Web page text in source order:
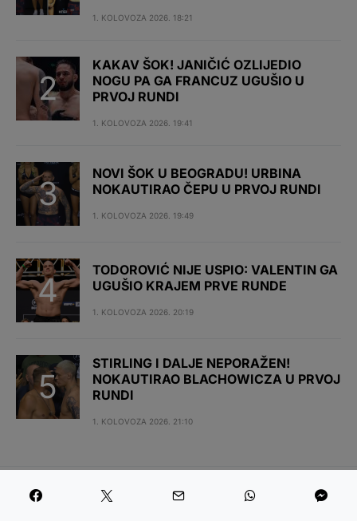
1. KOLOVOZA 2026. 18:21
KAKAV ŠOK! JANIČIĆ OZLIJEDIO
NOGU PA GA FRANCUZ UGUŠIO U
PRVOJ RUNDI
1. KOLOVOZA 2026. 19:41
NOVI ŠOK U BEOGRADU! URBINA
NOKAUTIRAO ČEPU U PRVOJ RUNDI
1. KOLOVOZA 2026. 19:49
TODOROVIĆ NIJE USPIO: VALENTIN GA
UGUŠIO KRAJEM PRVE RUNDE
1. KOLOVOZA 2026. 20:19
STIRLING I DALJE NEPORAŽEN!
NOKAUTIRAO BLACHOWICZA U PRVOJ
RUNDI
1. KOLOVOZA 2026. 21:10